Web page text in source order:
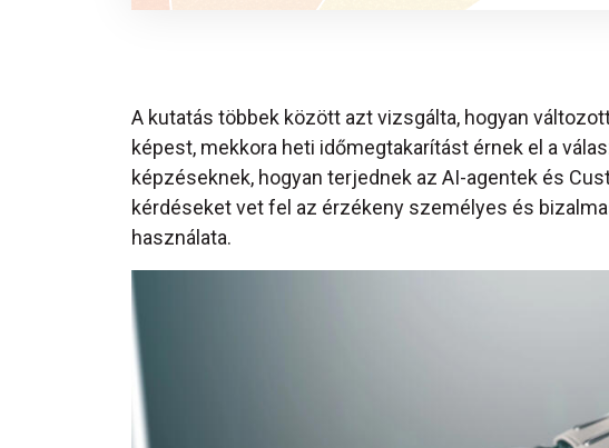
A kutatás többek között azt vizsgálta, hogyan
képest, mekkora heti időmegtakarítást érnek el a
képzéseknek, hogyan terjednek az AI-agentek és
kérdéseket vet fel az érzékeny személyes és
használata.